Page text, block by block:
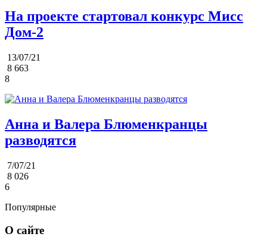
На проекте стартовал конкурс Мисс
Дом-2
13/07/21
8 663
8
Анна и Валера Блюменкранцы
разводятся
7/07/21
8 026
6
Популярные
О сайте